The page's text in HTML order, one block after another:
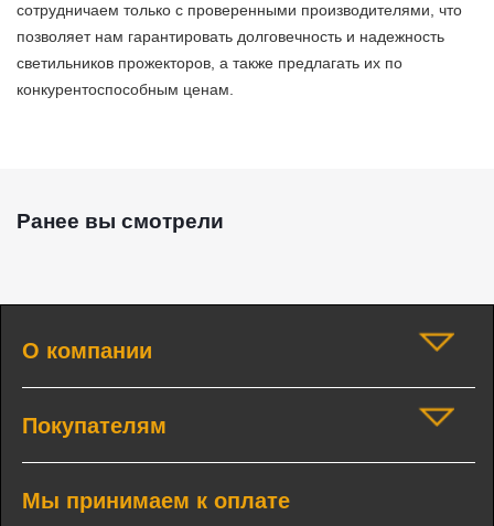
сотрудничаем только с проверенными производителями, что
позволяет нам гарантировать долговечность и надежность
светильников прожекторов, а также предлагать их по
конкурентоспособным ценам.
Ранее вы смотрели
О компании
Покупателям
Мы принимаем к оплате